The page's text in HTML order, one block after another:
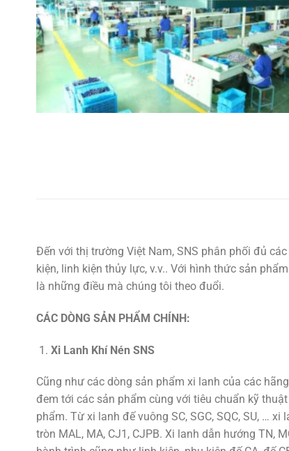
Đến với thị trường Việt Nam, SNS phân phối đủ
kiện, linh kiện thủy lực, v.v.. Với hình thức sản
là những điều mà chúng tôi theo đuổi.
CÁC DÒNG SẢN PHẨM CHÍNH:
Xi Lanh Khí Nén SNS
Cũng như các dòng sản phẩm xi lanh của các
đem tới các sản phẩm cùng với tiêu chuẩn kỹ
phẩm. Từ xi lanh đế vuông SC, SGC, SQC, SU, … xi
tròn MAL, MA, CJ1, CJPB. Xi lanh dẫn hướng TN,